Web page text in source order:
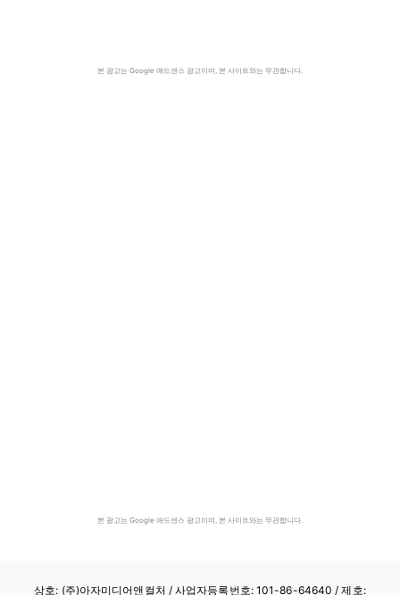
본 광고는 Google 애드센스 광고이며, 본 사이트와는 무관합니다.
본 광고는 Google 애드센스 광고이며, 본 사이트와는 무관합니다.
상호: (주)아자미디어앤컬처 /사업자등록번호: 101-86-64640 / 제호: